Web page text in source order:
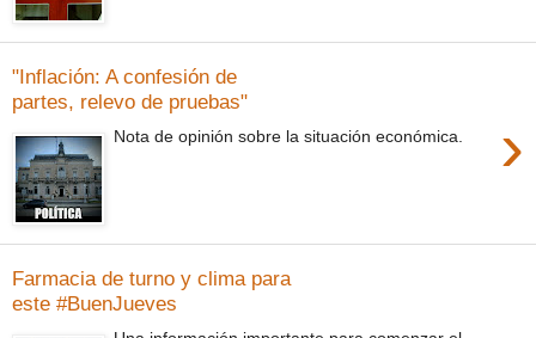
"Inflación: A confesión de
partes, relevo de pruebas"
›
Nota de opinión sobre la situación económica.
Farmacia de turno y clima para
este #BuenJueves